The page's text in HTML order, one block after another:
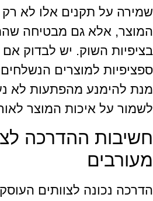
שמירה על תקנים אלו לא
המוצר, אלא גם מבטיחה
בציפיות השוק. יש לבדוק אם
ספציפיות למוצרים
מנת להימנע מהפתעות לא
לשמור על איכות המוצר
חשיבות ההדרכה
מעורבים
הדרכה נכונה לצוותים